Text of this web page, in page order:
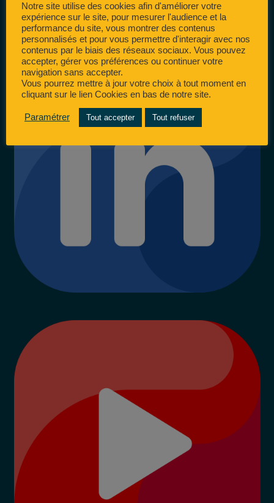
Notre site utilise des cookies afin d'améliorer votre
expérience sur le site, pour mesurer l'audience et la
performance du site, vous montrer des contenus
personnalisés et pour vous permettre d'interagir avec nos
contenus par le biais des réseaux sociaux. Vous pouvez
accepter, gérer vos préférences ou continuer votre
navigation sans accepter.
Vous pourrez mettre à jour votre choix à tout moment en
cliquant sur le lien Cookies en bas de notre site.
Paramétrer Tout accepter Tout refuser